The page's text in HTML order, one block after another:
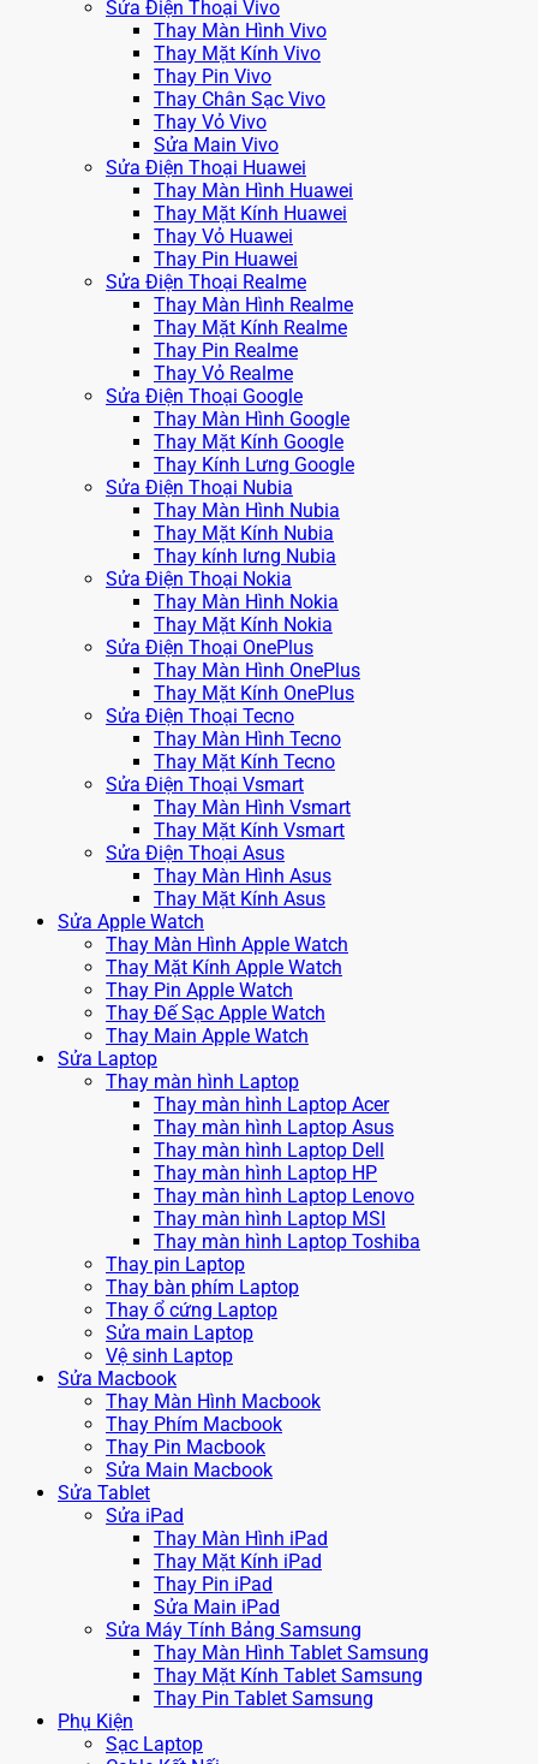
Sửa Điện Thoại Vivo
Thay Màn Hình Vivo
Thay Mặt Kính Vivo
Thay Pin Vivo
Thay Chân Sạc Vivo
Thay Vỏ Vivo
Sửa Main Vivo
Sửa Điện Thoại Huawei
Thay Màn Hình Huawei
Thay Mặt Kính Huawei
Thay Vỏ Huawei
Thay Pin Huawei
Sửa Điện Thoại Realme
Thay Màn Hình Realme
Thay Mặt Kính Realme
Thay Pin Realme
Thay Vỏ Realme
Sửa Điện Thoại Google
Thay Màn Hình Google
Thay Mặt Kính Google
Thay Kính Lưng Google
Sửa Điện Thoại Nubia
Thay Màn Hình Nubia
Thay Mặt Kính Nubia
Thay kính lưng Nubia
Sửa Điện Thoại Nokia
Thay Màn Hình Nokia
Thay Mặt Kính Nokia
Sửa Điện Thoại OnePlus
Thay Màn Hình OnePlus
Thay Mặt Kính OnePlus
Sửa Điện Thoại Tecno
Thay Màn Hình Tecno
Thay Mặt Kính Tecno
Sửa Điện Thoại Vsmart
Thay Màn Hình Vsmart
Thay Mặt Kính Vsmart
Sửa Điện Thoại Asus
Thay Màn Hình Asus
Thay Mặt Kính Asus
Sửa Apple Watch
Thay Màn Hình Apple Watch
Thay Mặt Kính Apple Watch
Thay Pin Apple Watch
Thay Đế Sạc Apple Watch
Thay Main Apple Watch
Sửa Laptop
Thay màn hình Laptop
Thay màn hình Laptop Acer
Thay màn hình Laptop Asus
Thay màn hình Laptop Dell
Thay màn hình Laptop HP
Thay màn hình Laptop Lenovo
Thay màn hình Laptop MSI
Thay màn hình Laptop Toshiba
Thay pin Laptop
Thay bàn phím Laptop
Thay ổ cứng Laptop
Sửa main Laptop
Vệ sinh Laptop
Sửa Macbook
Thay Màn Hình Macbook
Thay Phím Macbook
Thay Pin Macbook
Sửa Main Macbook
Sửa Tablet
Sửa iPad
Thay Màn Hình iPad
Thay Mặt Kính iPad
Thay Pin iPad
Sửa Main iPad
Sửa Máy Tính Bảng Samsung
Thay Màn Hình Tablet Samsung
Thay Mặt Kính Tablet Samsung
Thay Pin Tablet Samsung
Phụ Kiện
Sạc Laptop